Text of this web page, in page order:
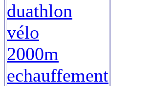
duathlon
vélo
2000m
echauffement